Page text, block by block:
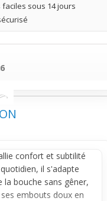
sous 14 jours
confort et subtilité
il s'adapte
bouche sans gêner,
embouts doux en